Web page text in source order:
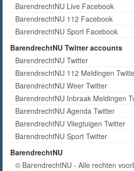
BarendrechtNU Live Facebook
BarendrechtNU 112 Facebook
BarendrechtNU Sport Facebook
BarendrechtNU Twitter accounts
BarendrechtNU Twitter
BarendrechtNU 112 Meldingen
BarendrechtNU Weer Twitter
BarendrechtNU Inbraak Meldingen
BarendrechtNU Agenda Twitter
BarendrechtNU Vliegtuigen Twitter
BarendrechtNU Sport Twitter
BarendrechtNU
© BarendrechtNU - Alle rechten